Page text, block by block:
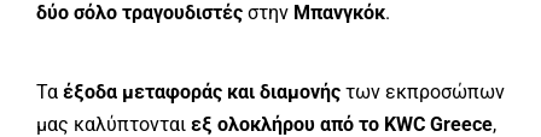
δύο σόλο τραγουδιστές στην Μπανγκόκ.
Τα έξοδα μεταφοράς και διαμονής των εκπροσώπων
μας καλύπτονται εξ ολοκλήρου από το KWC Greece,